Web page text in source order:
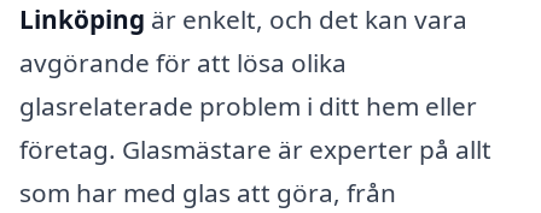
Linköping är enkelt, och det kan vara
avgörande för att lösa olika
glasrelaterade problem i ditt hem eller
företag. Glasmästare är experter på allt
som har med glas att göra, från